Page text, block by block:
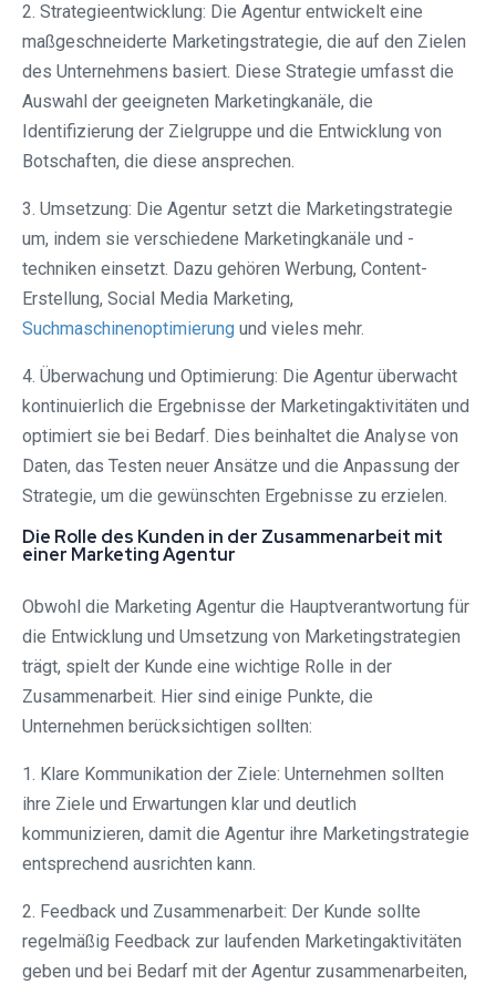
2. Strategieentwicklung: Die Agentur entwickelt eine
maßgeschneiderte Marketingstrategie, die auf den Zielen
des Unternehmens basiert. Diese Strategie umfasst die
Auswahl der geeigneten Marketingkanäle, die
Identifizierung der Zielgruppe und die Entwicklung von
Botschaften, die diese ansprechen.
3. Umsetzung: Die Agentur setzt die Marketingstrategie
um, indem sie verschiedene Marketingkanäle und -
techniken einsetzt. Dazu gehören Werbung, Content-
Erstellung, Social Media Marketing,
Suchmaschinenoptimierung und vieles mehr.
4. Überwachung und Optimierung: Die Agentur überwacht
kontinuierlich die Ergebnisse der Marketingaktivitäten und
optimiert sie bei Bedarf. Dies beinhaltet die Analyse von
Daten, das Testen neuer Ansätze und die Anpassung der
Strategie, um die gewünschten Ergebnisse zu erzielen.
Die Rolle des Kunden in der Zusammenarbeit mit
einer Marketing Agentur
Obwohl die Marketing Agentur die Hauptverantwortung für
die Entwicklung und Umsetzung von Marketingstrategien
trägt, spielt der Kunde eine wichtige Rolle in der
Zusammenarbeit. Hier sind einige Punkte, die
Unternehmen berücksichtigen sollten:
1. Klare Kommunikation der Ziele: Unternehmen sollten
ihre Ziele und Erwartungen klar und deutlich
kommunizieren, damit die Agentur ihre Marketingstrategie
entsprechend ausrichten kann.
2. Feedback und Zusammenarbeit: Der Kunde sollte
regelmäßig Feedback zur laufenden Marketingaktivitäten
geben und bei Bedarf mit der Agentur zusammenarbeiten,